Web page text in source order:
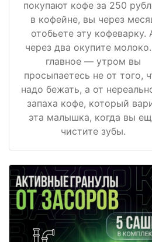
покупают кофе за 250
в кофейне, вы через
отобьете эту кофеварку.
через два окупите
главное — утром вы
просыпаетесь не от того,
надо бежать, а от
запаха кофе, который
эта малышка, когда вы
чистите зубы.